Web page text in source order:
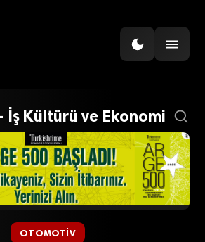
İş Kültürü ve Ekonomi
OTOMOTIV